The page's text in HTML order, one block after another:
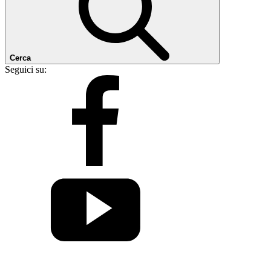
Cerca
Seguici su: